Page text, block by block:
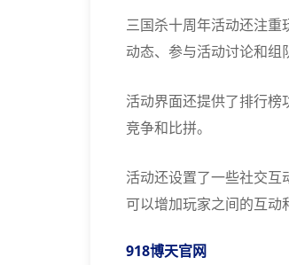
三国杀十周年活动还注
动态、参与活动讨论和组
活动界面还提供了排行
竞争和比拼。
活动还设置了一些社交
可以增加玩家之间的互动
918博天官网